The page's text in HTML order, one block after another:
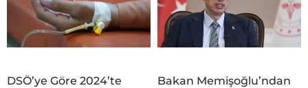
DSÖ’ye Göre 2024’te
Bakan Memişoğlu’ndan